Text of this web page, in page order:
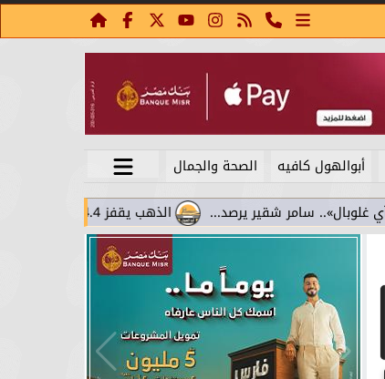
أبوالهول كافيه
الصحة والجمال
الذهب يقفز 4.4% مع تراجع عوائد السندات.. سامر شقير يقرأ تحولات الاستثمار...